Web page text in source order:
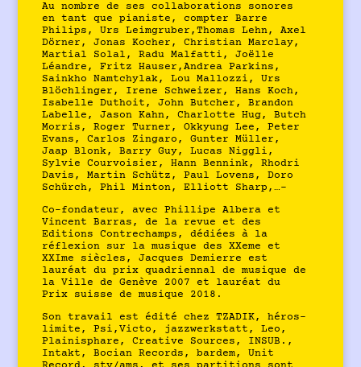
Au nombre de ses collaborations sonores
en tant que pianiste, compter Barre
Philips, Urs Leimgruber,Thomas Lehn, Axel
Dörner, Jonas Kocher, Christian Marclay,
Martial Solal, Radu Malfatti, Joëlle
Léandre, Fritz Hauser,Andrea Parkins,
Sainkho Namtchylak, Lou Mallozzi, Urs
Blöchlinger, Irene Schweizer, Hans Koch,
Isabelle Duthoit, John Butcher, Brandon
Labelle, Jason Kahn, Charlotte Hug, Butch
Morris, Roger Turner, Okkyung Lee, Peter
Evans, Carlos Zingaro, Gunter Müller,
Jaap Blonk, Barry Guy, Lucas Niggli,
Sylvie Courvoisier, Hann Bennink, Rhodri
Davis, Martin Schütz, Paul Lovens, Doro
Schürch, Phil Minton, Elliott Sharp,…-
Co-fondateur, avec Phillipe Albera et
Vincent Barras, de la revue et des
Editions Contrechamps, dédiées à la
réflexion sur la musique des XXeme et
XXIme siècles, Jacques Demierre est
lauréat du prix quadriennal de musique de
la Ville de Genève 2007 et lauréat du
Prix suisse de musique 2018.
Son travail est édité chez TZADIK, héros-
limite, Psi,Victo, jazzwerkstatt, Leo,
Plainisphare, Creative Sources, INSUB.,
Intakt, Bocian Records, bardem, Unit